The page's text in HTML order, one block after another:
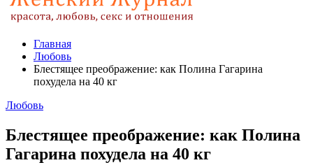
Главная
Любовь
Блестящее преображение: как Полина Гагарина
похудела на 40 кг
Любовь
Блестящее преображение: как Полина
Гагарина похудела на 40 кг